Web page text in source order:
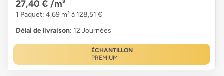
27,40 € /m²
1 Paquet: 4,69 m² à 128,51 €
Délai de livraison: 12 Journées
ÉCHANTILLON
PREMIUM